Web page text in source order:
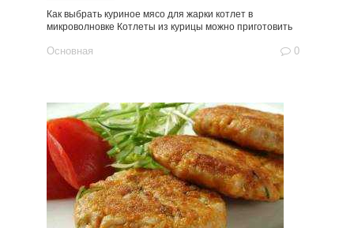
Как выбрать куриное мясо для жарки котлет в
микроволновке Котлеты из курицы можно приготовить
Основная 0